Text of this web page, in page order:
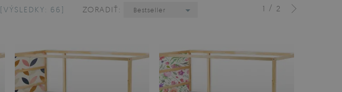
1 / 2
[VÝSLEDKY: 66] ZORADIŤ: Bestseller